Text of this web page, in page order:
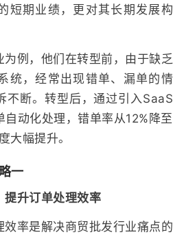
短期业绩，更对其长期发展构
为例，他们在转型前，由于缺乏
统，经常出现错单、漏单的情
不断。转型后，通过引入SaaS
自动化处理，错单率从12%降至
大幅提升。
一
提升订单处理效率
效率是解决商贸批发行业痛点的